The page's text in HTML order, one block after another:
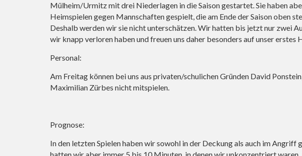
Mülheim/Urmitz mit drei Niederlagen in die Saison gestartet. Sie haben
Heimspielen gegen Mannschaften gespielt, die am Ende der Saison oben
Deshalb werden wir sie nicht unterschätzen. Wir hatten bis jetzt nur zwei
wir knapp verloren haben und freuen uns daher besonders auf unser erstes
Personal:
Am Freitag können bei uns aus privaten/schulichen Gründen David
Maximilian Zürbes nicht mitspielen.
Prognose:
In den letzten Spielen haben wir sowohl in der Deckung als auch im Angriff